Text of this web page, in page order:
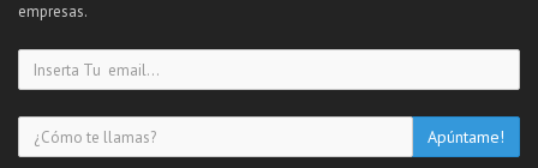
empresas.